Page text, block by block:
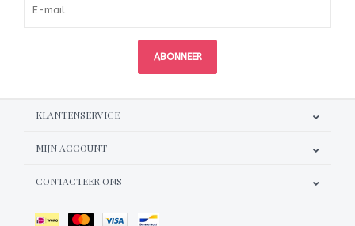
ABONNEER
KLANTENSERVICE
MIJN ACCOUNT
CONTACTEER ONS